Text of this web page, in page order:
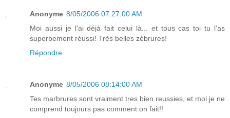
Anonyme 8/05/2006 07:27:00 AM
Moi aussi je l'ai déjà fait celui là... et tous cas toi tu l'as
superbement réussi! Très belles zébrures!
Répondre
Anonyme 8/05/2006 08:14:00 AM
Tes marbrures sont vraiment tres bien reussies, et moi je ne
comprend toujours pas comment on fait!!